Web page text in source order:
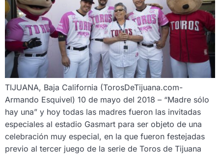
TIJUANA, Baja California (TorosDeTijuana.com-
Armando Esquivel) 10 de mayo del 2018 – “Madre sólo
hay una” y hoy todas las madres fueron las invitadas
especiales al estadio Gasmart para ser objeto de una
celebración muy especial, en la que fueron festejadas
previo al tercer juego de la serie de Toros de Tijuana